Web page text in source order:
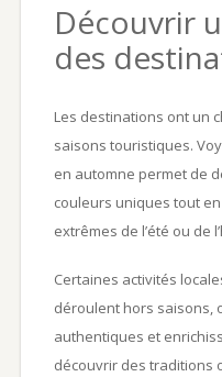
Découvrir
des
Les destinations ont un
saisons touristiques.
en automne permet de
couleurs uniques tout
extrêmes de l’été ou de
Certaines activités
déroulent hors saisons,
authentiques et
découvrir des traditions